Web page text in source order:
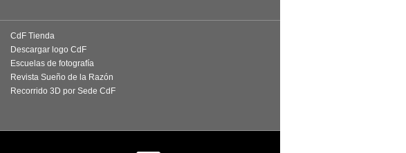
CdF Tienda
Descargar logo CdF
Escuelas de fotografía
Revista Sueño de la Razón
Recorrido 3D por Sede CdF